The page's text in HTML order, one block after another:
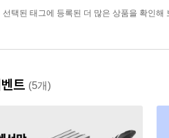
선택된 태그에 등록된 더 많은 상품을 확인해
트 (5개)